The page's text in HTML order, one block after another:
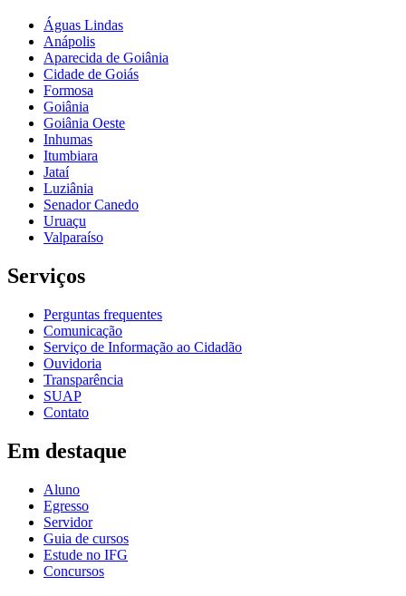
Águas Lindas
Anápolis
Aparecida de Goiânia
Cidade de Goiás
Formosa
Goiânia
Goiânia Oeste
Inhumas
Itumbiara
Jataí
Luziânia
Senador Canedo
Uruaçu
Valparaíso
Serviços
Perguntas frequentes
Comunicação
Serviço de Informação ao Cidadão
Ouvidoria
Transparência
SUAP
Contato
Em destaque
Aluno
Egresso
Servidor
Guia de cursos
Estude no IFG
Concursos